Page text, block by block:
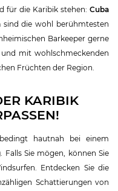
für die Karibik stehen: Cuba
sind die wohl berühmtesten
Barkeeper gerne
und mit wohlschmeckenden
Früchten der Region.
KARIBIK
hautnah bei einem
. Falls Sie mögen, können Sie
Entdecken Sie die
Schattierungen von